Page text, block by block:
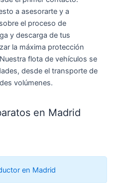
a asesorarte y a
el proceso de
y descarga de tus
la máxima protección
flota de vehículos se
desde el transporte de
volúmenes.
en Madrid
en Madrid